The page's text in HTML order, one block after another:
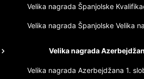
Velika nagrada Španjolske
Velika nagrada Španjolske Velika
Velika nagrada
Velika nagrada Azerbejdžana 1.